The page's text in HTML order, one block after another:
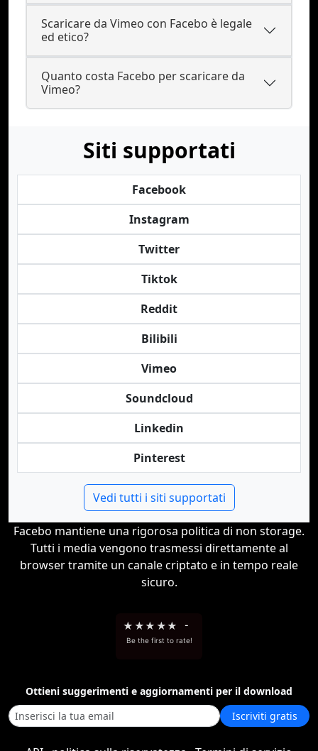
Scaricare da Vimeo con Facebo è legale
ed etico?
Quanto costa Facebo per scaricare da
Vimeo?
Siti supportati
Facebook
Instagram
Twitter
Tiktok
Reddit
Bilibili
Vimeo
Soundcloud
Linkedin
Pinterest
Vedi tutti i siti supportati
Facebo mantiene una rigorosa politica di non storage.
Tutti i media vengono trasmessi direttamente al
browser tramite un canale criptato e in tempo reale
sicuro.
★ ★★ ★★ -
Be the first to rate!
Ottieni suggerimenti e aggiornamenti per il download
Iscriviti gratis